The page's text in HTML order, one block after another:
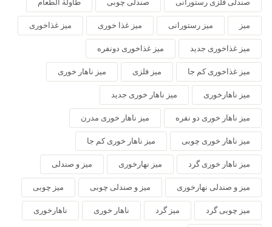
صندلی فلزی رستورانی صندلی چوبی طاولة الطعام
میز میز رستورانی میز غذا خوری میز غذاخوری
میز غذاخوری جدید میز غذاخوری دونفره
میز غذاخوری کم جا میز فلزی میز ناهار خوری
میز ناهارخوری میز ناهار خوری جدید
میز ناهار خوری دو نفره میز ناهار خوری مدرن
میز ناهار خوری چوبی میز ناهار خوری کم جا
میز ناهار خوری گرد میز نهارخوری میز و صندلی
میز و صندلی نهارخوری میز و صندلی چوبی میز چوبی
میز چوبی گرد میز گرد ناهار خوری ناهارخوری